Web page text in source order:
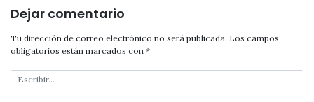
Dejar comentario
Tu dirección de correo electrónico no será publicada. Los campos
obligatorios están marcados con *